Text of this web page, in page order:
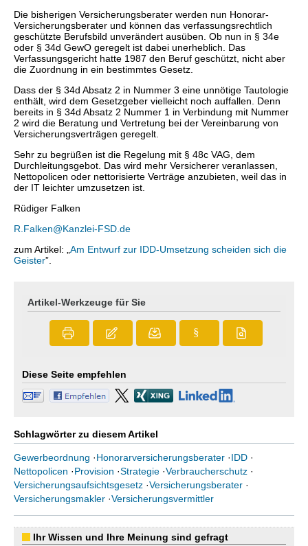
Die bisherigen Versicherungsberater werden nun Honorar-
Versicherungsberater und können das verfassungsrechtlich
geschützte Berufsbild unverändert ausüben. Ob nun in § 34e
oder § 34d GewO geregelt ist dabei unerheblich. Das
Verfassungsgericht hatte 1987 den Beruf geschützt, nicht aber
die Zuordnung in ein bestimmtes Gesetz.
Dass der § 34d Absatz 2 in Nummer 3 eine unnötige Tautologie
enthält, wird dem Gesetzgeber vielleicht noch auffallen. Denn
bereits in § 34d Absatz 2 Nummer 1 in Verbindung mit Nummer
2 wird die Beratung und Vertretung bei der Vereinbarung von
Versicherungsverträgen geregelt.
Sehr zu begrüßen ist die Regelung mit § 48c VAG, dem
Durchleitungsgebot. Das wird mehr Versicherer veranlassen,
Nettopolicen oder nettorisierte Verträge anzubieten, weil das in
der IT leichter umzusetzen ist.
Rüdiger Falken
R.Falken@Kanzlei-FSD.de
zum Artikel: „ Am Entwurf zur IDD-Umsetzung scheiden sich die
Geister”.
Artikel-Werkzeuge für Sie
§
Diese Seite empfehlen
Schlagwörter zu diesem Artikel
Gewerbeordnung ·Honorarversicherungsberater ·IDD ·
Nettopolicen ·Provision ·Strategie ·Verbraucherschutz ·
Versicherungsaufsichtsgesetz ·Versicherungsberater ·
Versicherungsmakler ·Versicherungsvermittler
Ihr Wissen und Ihre Meinung sind gefragt